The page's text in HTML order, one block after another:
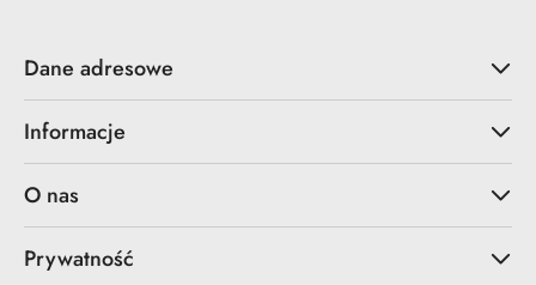
Dane adresowe
Informacje
O nas
Prywatność